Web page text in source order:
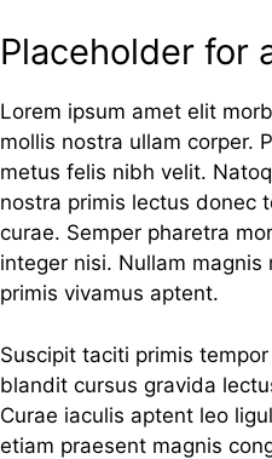
Placeholder for
Lorem ipsum amet elit
mollis nostra ullam corper.
metus felis nibh velit.
nostra primis lectus donec
curae. Semper pharetra
integer nisi. Nullam magnis
primis vivamus aptent.
Suscipit taciti primis
blandit cursus gravida
Curae iaculis aptent leo
etiam praesent magnis